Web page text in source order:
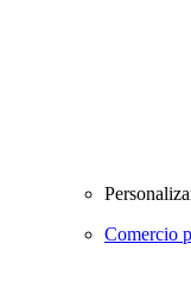
Comercio